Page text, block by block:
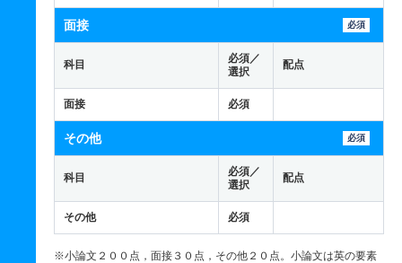
面接 必須
科目
必須／
選択
配点
面接 必須
その他 必須
科目
必須／
選択
配点
その他 必須
※小論文２００点，面接３０点，その他２０点。小論文は英の要素